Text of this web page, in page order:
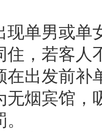
单男或单
住，若客人
在出发前补
烟宾馆，